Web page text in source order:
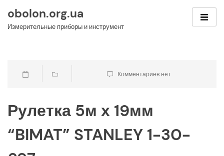
content
obolon.org.ua
Измерительные приборы и инструмент
Комментариев нет
Рулетка 5м х 19мм
“BIMAT” STANLEY 1-30-